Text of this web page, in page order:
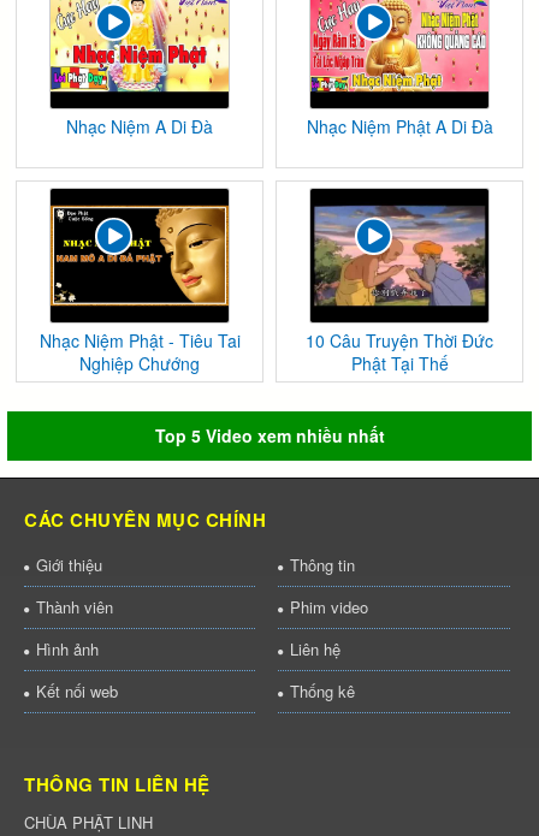
Nhạc Niệm A Di Đà Nhạc Niệm Phật A Di Đà
Nhạc Niệm Phật - Tiêu Tai
Nghiệp Chướng
10 Câu Truyện Thời Đức
Phật Tại Thế
Top 5 Video xem nhiều nhất
CÁC CHUYÊN MỤC CHÍNH
Giới thiệu
Thông tin
Thành viên
Phim video
Hình ảnh
Liên hệ
Kết nối web
Thống kê
THÔNG TIN LIÊN HỆ
CHÙA PHẬT LINH